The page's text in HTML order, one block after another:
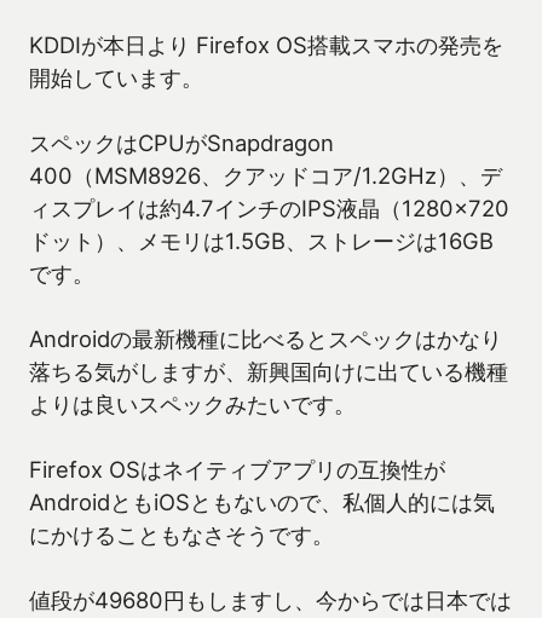
KDDIが本日より Firefox OS搭載スマホの発売を
開始しています。
スペックはCPUがSnapdragon
400（MSM8926、クアッドコア/1.2GHz）、デ
ィスプレイは約4.7インチのIPS液晶（1280×720
ドット）、メモリは1.5GB、ストレージは16GB
です。
Androidの最新機種に比べるとスペックはかなり
落ちる気がしますが、新興国向けに出ている機種
よりは良いスペックみたいです。
Firefox OSはネイティブアプリの互換性が
AndroidともiOSともないので、私個人的には気
にかけることもなさそうです。
値段が49680円もしますし、今からでは日本では